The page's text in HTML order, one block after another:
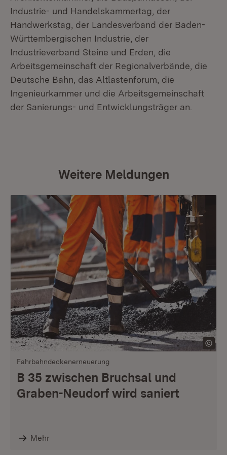
Industrie- und Handelskammertag, der
Handwerkstag, der Landesverband der Baden-
Württembergischen Industrie, der
Industrieverband Steine und Erden, die
Arbeitsgemeinschaft der Regionalverbände, die
Deutsche Bahn, das Altlastenforum, die
Ingenieurkammer und die Arbeitsgemeinschaft
der Sanierungs- und Entwicklungsträger an.
Weitere Meldungen
Fahrbahndeckenerneuerung
B 35 zwischen Bruchsal und
Graben-Neudorf wird saniert
Mehr